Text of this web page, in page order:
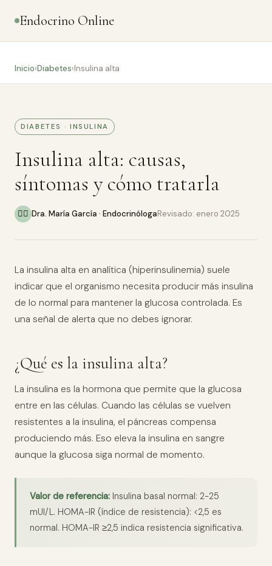
Endocrino Online
Inicio›Diabetes›Insulina alta
DIABETES · INSULINA
Insulina alta: causas,
síntomas y cómo tratarla
👩‍⚕️ Dra. María García · EndocrinólogaRevisado: enero 2025
La insulina alta en analítica (hiperinsulinemia) suele
indicar que el organismo necesita producir más insulina
de lo normal para mantener la glucosa controlada. Es
una señal de alerta que no debes ignorar.
¿Qué es la insulina alta?
La insulina es la hormona que permite que la glucosa
entre en las células. Cuando las células se vuelven
resistentes a la insulina, el páncreas compensa
produciendo más. Eso eleva la insulina en sangre
aunque la glucosa siga normal de momento.
Valor de referencia: Insulina basal normal: 2-25
mUI/L. HOMA-IR (índice de resistencia): <2,5 es
normal. HOMA-IR ≥2,5 indica resistencia significativa.